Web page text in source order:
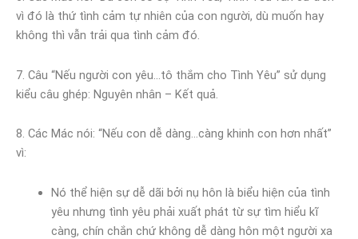
vì đó là thứ tình cảm tự nhiên của con người, dù muốn hay
không thì vẫn trải qua tình cảm đó.
7. Câu “Nếu người con yêu…tô thắm cho Tình Yêu” sử dụng
kiểu câu ghép: Nguyên nhân – Kết quả.
8. Các Mác nói: “Nếu con dễ dàng…càng khinh con hơn nhất”
vì:
Nó thể hiện sự dễ dãi bởi nụ hôn là biểu hiện của tình
yêu nhưng tình yêu phải xuất phát từ sự tìm hiểu kĩ
càng, chín chắn chứ không dễ dàng hôn một người xa